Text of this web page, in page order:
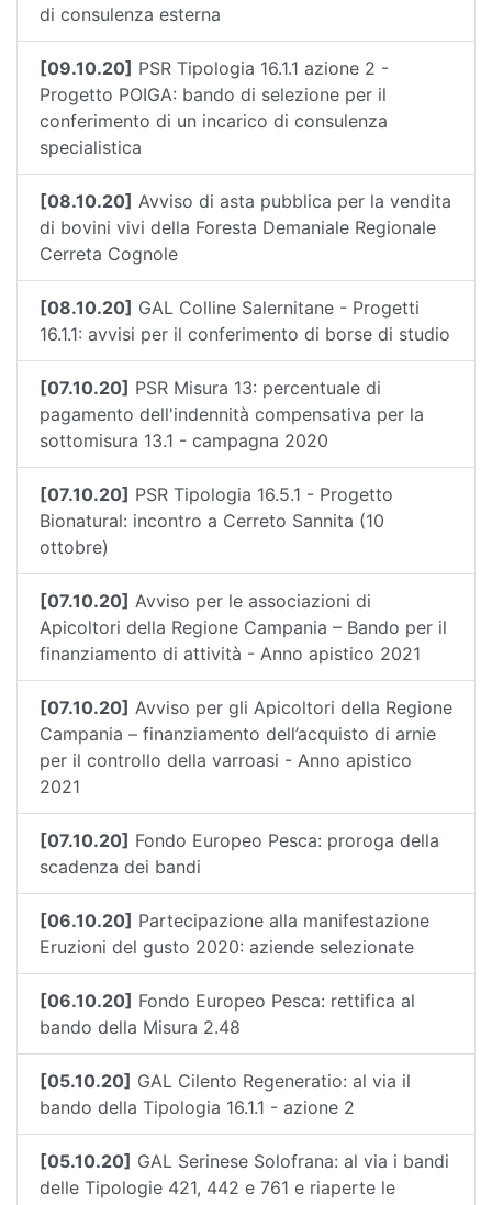
di consulenza esterna
[09.10.20] PSR Tipologia 16.1.1 azione 2 -
Progetto POIGA: bando di selezione per il
conferimento di un incarico di consulenza
specialistica
[08.10.20] Avviso di asta pubblica per la vendita
di bovini vivi della Foresta Demaniale Regionale
Cerreta Cognole
[08.10.20] GAL Colline Salernitane - Progetti
16.1.1: avvisi per il conferimento di borse di studio
[07.10.20] PSR Misura 13: percentuale di
pagamento dell'indennità compensativa per la
sottomisura 13.1 - campagna 2020
[07.10.20] PSR Tipologia 16.5.1 - Progetto
Bionatural: incontro a Cerreto Sannita (10
ottobre)
[07.10.20] Avviso per le associazioni di
Apicoltori della Regione Campania – Bando per il
finanziamento di attività - Anno apistico 2021
[07.10.20] Avviso per gli Apicoltori della Regione
Campania – finanziamento dell’acquisto di arnie
per il controllo della varroasi - Anno apistico
2021
[07.10.20] Fondo Europeo Pesca: proroga della
scadenza dei bandi
[06.10.20] Partecipazione alla manifestazione
Eruzioni del gusto 2020: aziende selezionate
[06.10.20] Fondo Europeo Pesca: rettifica al
bando della Misura 2.48
[05.10.20] GAL Cilento Regeneratio: al via il
bando della Tipologia 16.1.1 - azione 2
[05.10.20] GAL Serinese Solofrana: al via i bandi
delle Tipologie 421, 442 e 761 e riaperte le